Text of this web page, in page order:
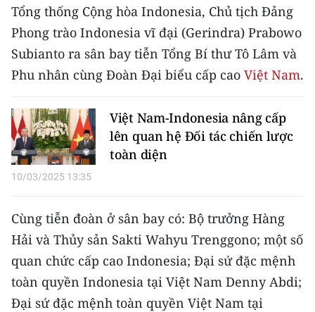
CHƯƠNG TRÌNH OCOP - MỖI XÃ
MỘT SẢN PHẨM
RADIO
E-Magazine
Video
Media Kinh tế
Media Văn hóa
Media Xã hội
Tổng thống Cộng hòa Indonesia, Chủ tịch Đảng
Phong trào Indonesia vĩ đại (Gerindra) Prabowo
Subianto ra sân bay tiễn Tổng Bí thư Tô Lâm và
Phu nhân cùng Đoàn Đại biểu cấp cao Việt Nam.
Việt Nam-Indonesia nâng cấp
lên quan hệ Đối tác chiến lược
toàn diện
10/03/2025 13:35
Cùng tiễn đoàn ở sân bay có: Bộ trưởng Hàng
Hải và Thủy sản Sakti Wahyu Trenggono; một số
quan chức cấp cao Indonesia; Đại sứ đặc mệnh
toàn quyền Indonesia tại Việt Nam Denny Abdi;
Đại sứ đặc mệnh toàn quyền Việt Nam tại